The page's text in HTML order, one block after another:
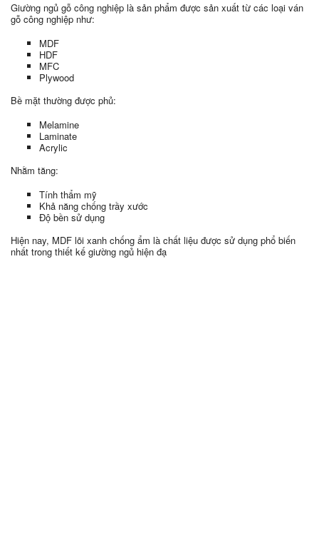
Giường ngủ gỗ công nghiệp là sản phẩm được sản xuất từ các loại ván
gỗ công nghiệp như:
MDF
HDF
MFC
Plywood
Bề mặt thường được phủ:
Melamine
Laminate
Acrylic
Nhằm tăng:
Tính thẩm mỹ
Khả năng chống trầy xước
Độ bền sử dụng
Hiện nay, MDF lõi xanh chống ẩm là chất liệu được sử dụng phổ biến
nhất trong thiết kế giường ngủ hiện đạ